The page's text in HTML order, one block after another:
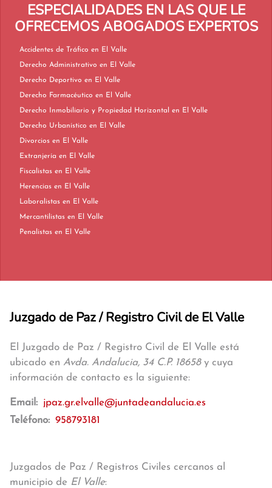
ESPECIALIDADES EN LAS QUE LE
OFRECEMOS ABOGADOS EXPERTOS
Accidentes de Tráfico en El Valle
Derecho Administrativo en El Valle
Derecho Deportivo en El Valle
Derecho Farmacéutico en El Valle
Derecho Inmobiliario y Propiedad Horizontal en El Valle
Derecho Urbanístico en El Valle
Divorcios en El Valle
Extranjería en El Valle
Fiscalistas en El Valle
Herencias en El Valle
Laboralistas en El Valle
Mercantilistas en El Valle
Penalistas en El Valle
Juzgado de Paz / Registro Civil de El Valle
El Juzgado de Paz / Registro Civil de El Valle está
ubicado en Avda. Andalucia, 34 C.P. 18658y cuya
información de contacto es la siguiente:
Email: jpaz.gr.elvalle@juntadeandalucia.es
Teléfono: 958793181
Juzgados de Paz / Registros Civiles cercanos al
municipio de El Valle: